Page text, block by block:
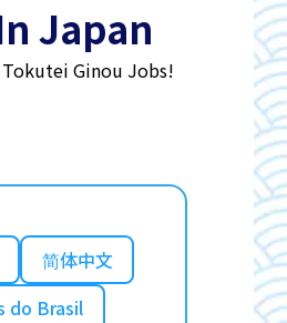
Japan
Ginou Jobs!
简体中文
do Brasil